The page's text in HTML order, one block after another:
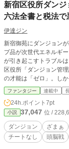
新宿区役所ダンジ
六法全書と税法で
伊達ジン
新宿御苑にダンジョン
プ品が次世代エネルギ
が引き起こすトラブルは「行政」
区役所「ダンジョン管
の才能は「ゼロ」。し
ンク級の「六法全書」およ
て払わねえ！俺は命か
「オークにも人権を！」 窓口に怒鳴り込んでくるイキリDチューバー、不法投棄
を繰り返す悪質クラン、
筋の元冒険者後輩、税
ンティストな保健所職
結託。 魔法や物理で殴
ファンタジー 連載中
24h.ポイント 7pt
小説 37,047 位 /
ダンジョン ざまぁ
チートなし
頭脳戦